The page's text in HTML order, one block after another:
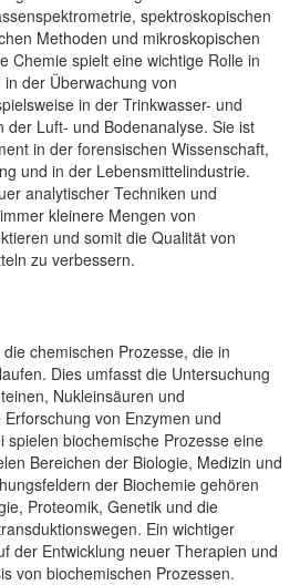
spektroskopischen
Methoden und mikroskopischen
Chemie spielt eine wichtige Rolle in
der Überwachung von
in der Trinkwasser- und
der Luft- und Bodenanalyse. Sie ist
in der forensischen Wissenschaft,
und in der Lebensmittelindustrie.
analytischer Techniken und
kleinere Mengen von
und somit die Qualität von
zu verbessern.
chemischen Prozesse, die in
Dies umfasst die Untersuchung
Nukleinsäuren und
von Enzymen und
spielen biochemische Prozesse eine
Bereichen der Biologie, Medizin und
der Biochemie gehören
Proteomik, Genetik und die
Ein wichtiger
der Entwicklung neuer Therapien und
von biochemischen Prozessen.